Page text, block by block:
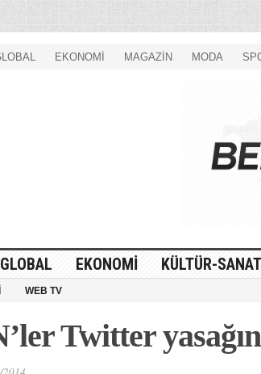
EKONOMİ MAGAZİN MODA
GLOBAL EKONOMİ KÜLTÜR-SANAT
WEB TV
Twitter